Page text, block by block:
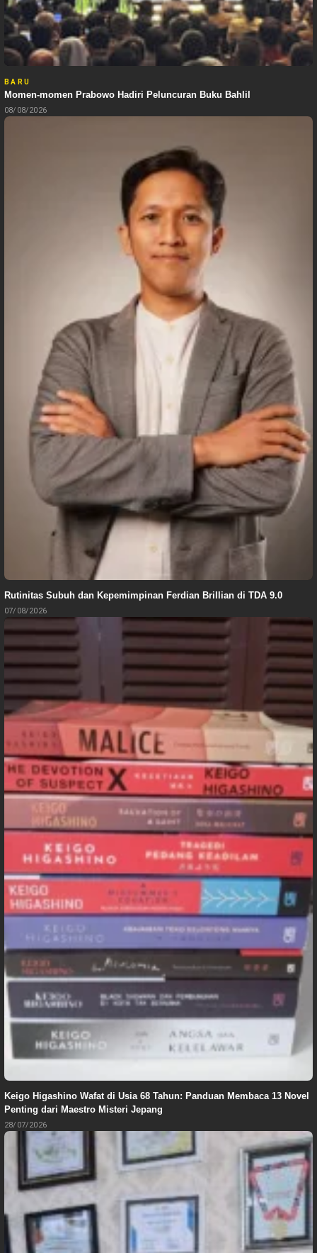
BARU
Momen-momen Prabowo Hadiri Peluncuran Buku Bahlil
08/08/2026
Rutinitas Subuh dan Kepemimpinan Ferdian Brillian di TDA 9.0
07/08/2026
Keigo Higashino Wafat di Usia 68 Tahun: Panduan Membaca 13 Novel
Penting dari Maestro Misteri Jepang
28/07/2026